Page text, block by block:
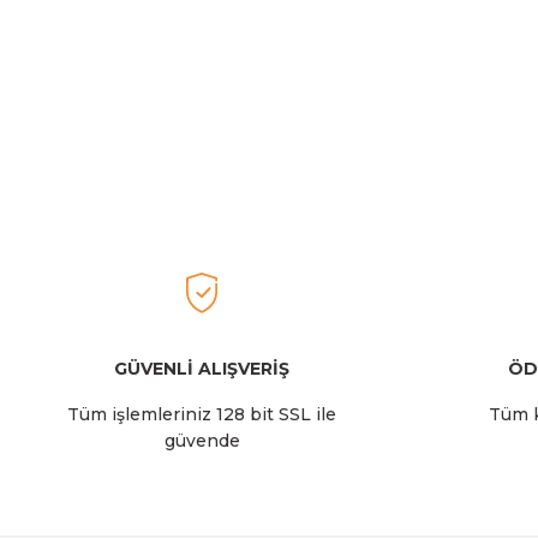
GÜVENLİ ALIŞVERİŞ
Tüm işlemleriniz 128 bit SSL ile
güvende
Tüm